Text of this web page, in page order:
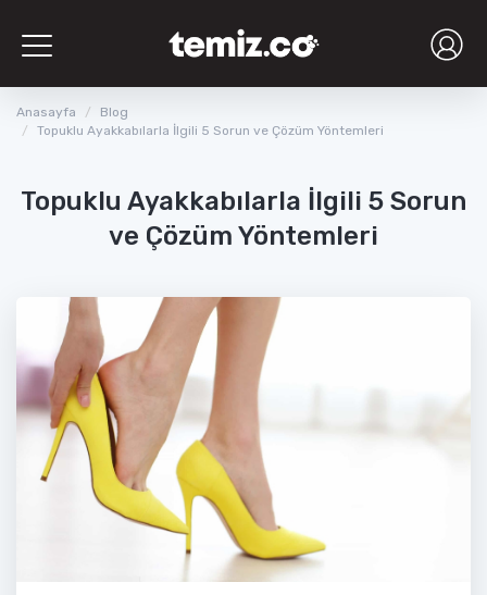
Toggle
navigation
Anasayfa
Blog
Topuklu Ayakkabılarla İlgili 5 Sorun ve Çözüm Yöntemleri
Topuklu Ayakkabılarla İlgili 5 Sorun
ve Çözüm Yöntemleri